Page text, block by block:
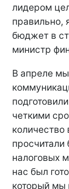
лидером
правильно,
бюджет в
министр
В апреле
четкими
просчитали
налоговых
нас был
который мы